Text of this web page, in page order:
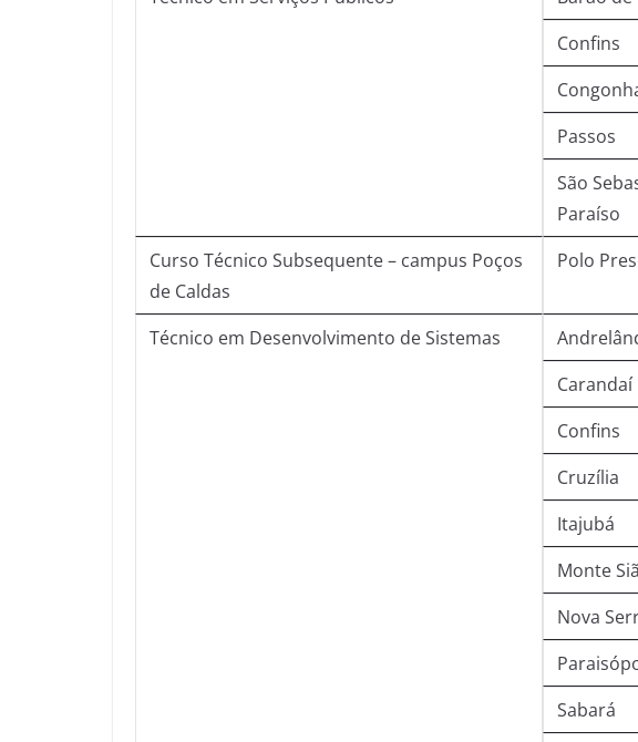
Confins
Passos
São
Paraíso
Curso Técnico Subsequente – campus Poços
de Caldas
Polo
Técnico em Desenvolvimento de Sistemas
Carandaí
Confins
Cruzília
Itajubá
Monte
Nova
Sabará